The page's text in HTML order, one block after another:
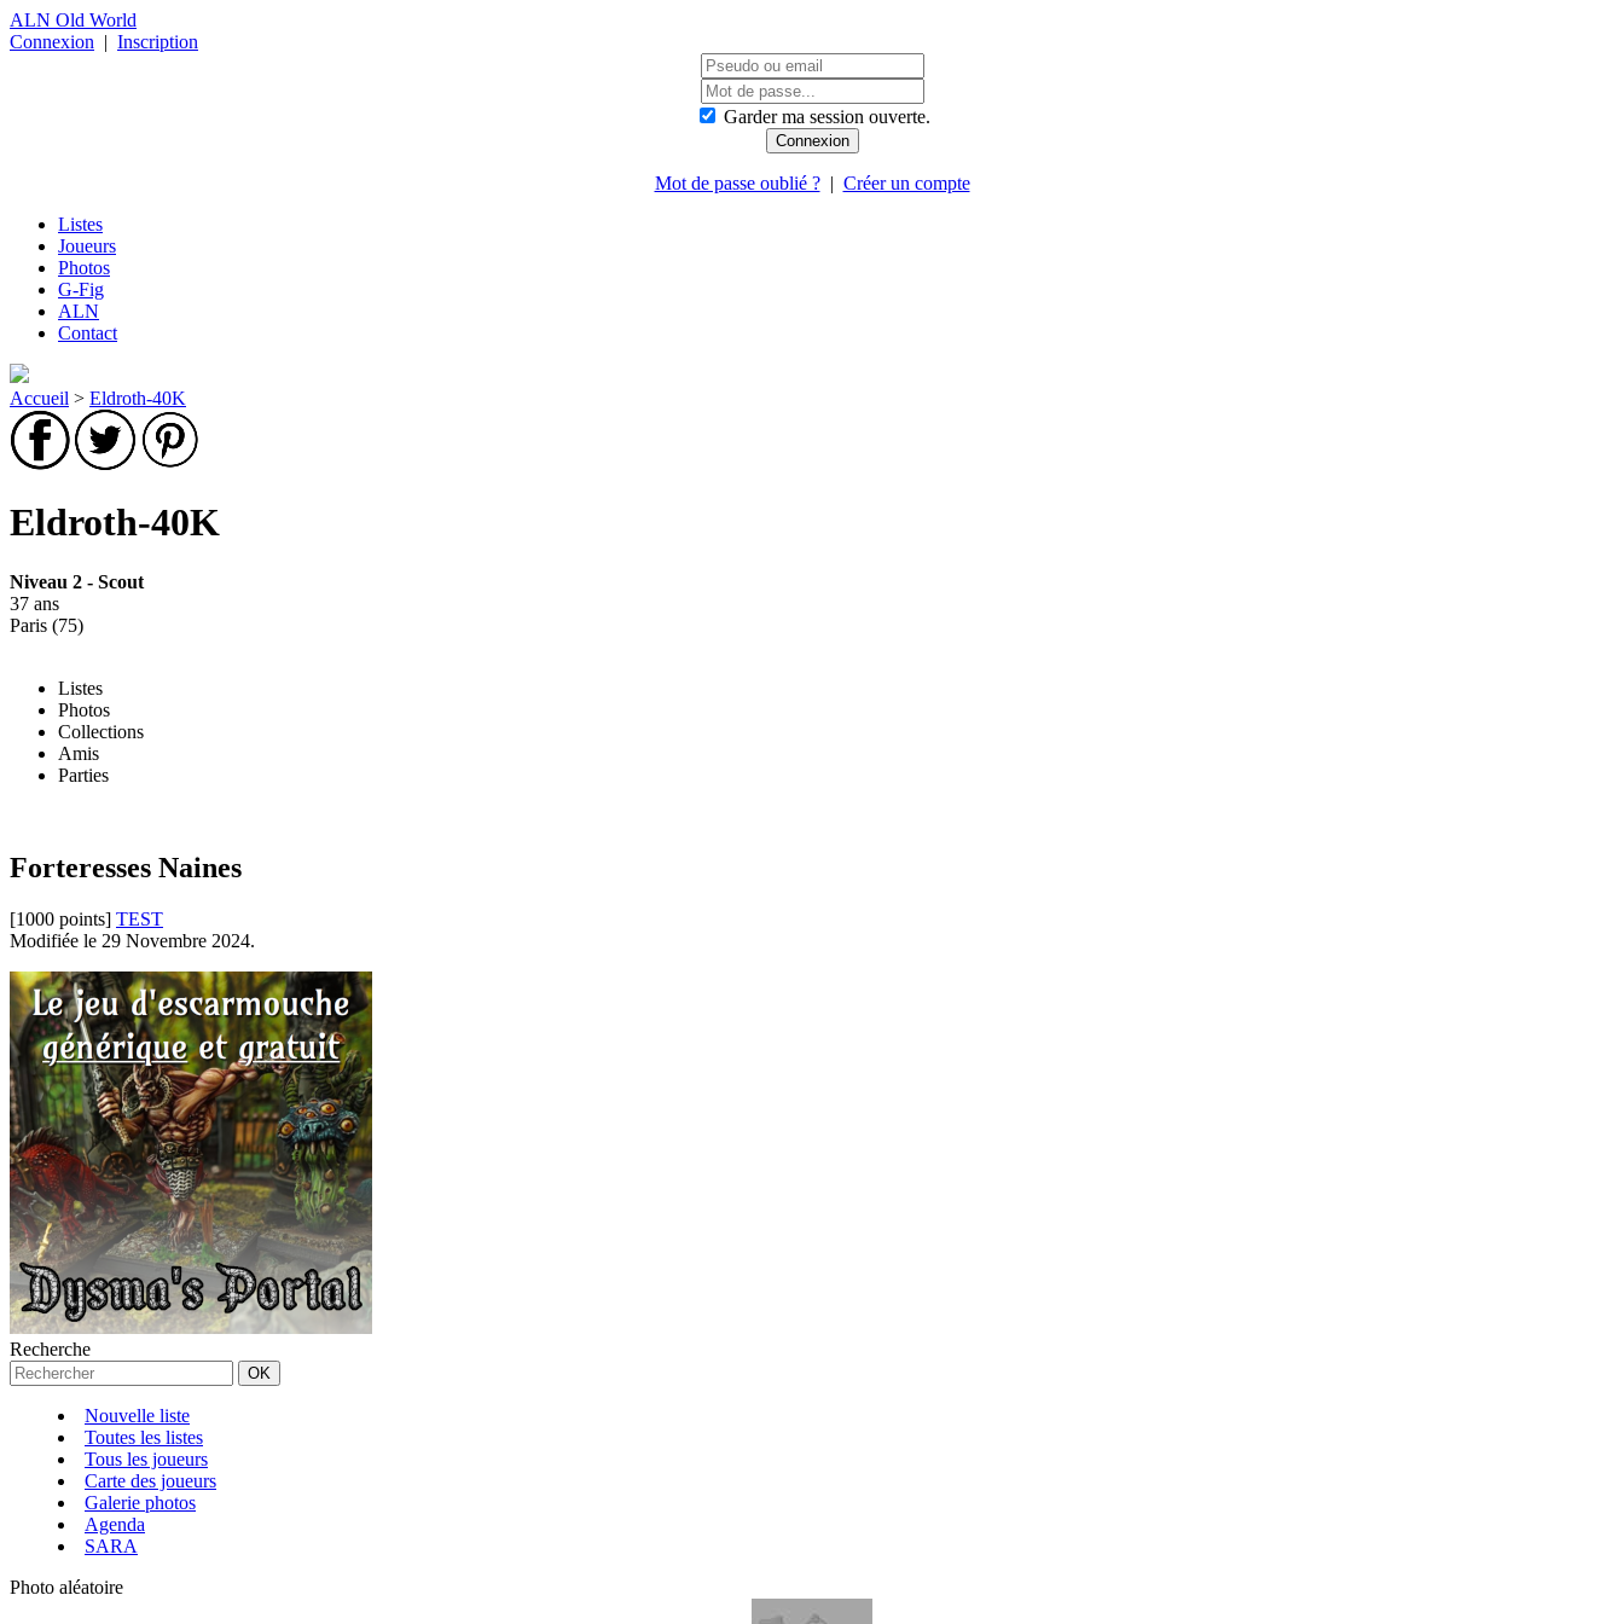
ALN Old World
Connexion | Inscription
Garder ma session ouverte.
Mot de passe oublié ?| Créer un compte
Listes
Joueurs
Photos
G-Fig
ALN
Contact
Accueil > Eldroth-40K
Eldroth-40K
Niveau 2 - Scout
37 ans
Paris (75)
Listes
Photos
Collections
Amis
Parties
Forteresses Naines
[1000 points] TEST
Modifiée le 29 Novembre 2024.
Recherche
Nouvelle liste
Toutes les listes
Tous les joueurs
Carte des joueurs
Galerie photos
Agenda
SARA
Photo aléatoire